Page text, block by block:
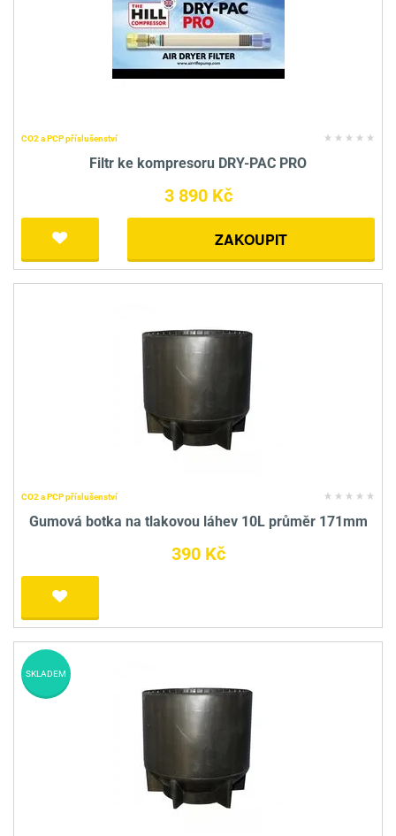
CO2 a PCP příslušenství
Filtr ke kompresoru DRY-PAC PRO
3 890 Kč
ZAKOUPIT
CO2 a PCP příslušenství
Gumová botka na tlakovou láhev 10L průměr 171mm
390 Kč
SKLADEM